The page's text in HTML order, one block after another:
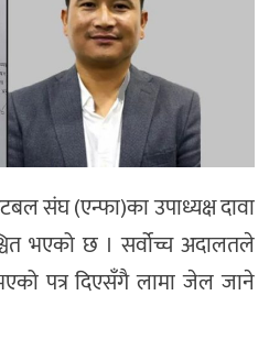
संघ (एन्फा)का उपाध्यक्ष दावा
भएको छ । सर्वोच्च अदालतले
पत्र दिएसँगै लामा जेल जाने